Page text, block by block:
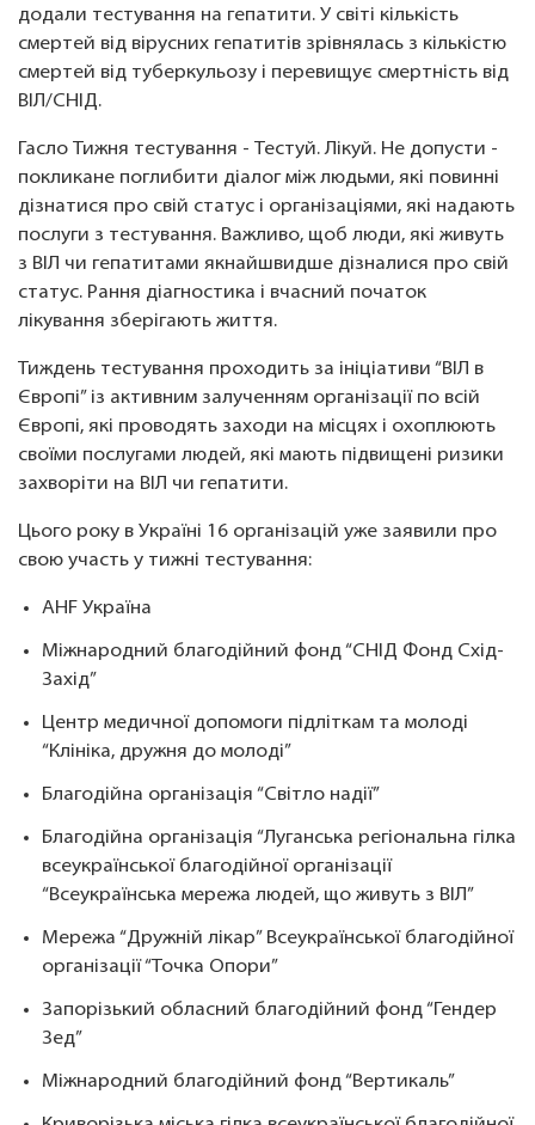
додали тестування на гепатити. У світі кількість
смертей від вірусних гепатитів зрівнялась з кількістю
смертей від туберкульозу і перевищує смертність від
ВІЛ/СНІД.
Гасло Тижня тестування - Тестуй. Лікуй. Не допусти -
покликане поглибити діалог між людьми, які повинні
дізнатися про свій статус і організаціями, які надають
послуги з тестування. Важливо, щоб люди, які живуть
з ВІЛ чи гепатитами якнайшвидше дізналися про свій
статус. Рання діагностика і вчасний початок
лікування зберігають життя.
Тиждень тестування проходить за ініціативи “ВІЛ в
Європі” із активним залученням організації по всій
Європі, які проводять заходи на місцях і охоплюють
своїми послугами людей, які мають підвищені ризики
захворіти на ВІЛ чи гепатити.
Цього року в Україні 16 організацій уже заявили про
свою участь у тижні тестування:
AHF Україна
Міжнародний благодійний фонд “СНІД Фонд Схід-
Захід”
Центр медичної допомоги підліткам та молоді
“Клініка, дружня до молоді”
Благодійна організація “Світло надії”
Благодійна організація “Луганська регіональна гілка
всеукраїнської благодійної організації
“Всеукраїнська мережа людей, що живуть з ВІЛ”
Мережа “Дружній лікар” Всеукраїнської благодійної
організації “Точка Опори”
Запорізький обласний благодійний фонд “Гендер
Зед”
Міжнародний благодійний фонд “Вертикаль”